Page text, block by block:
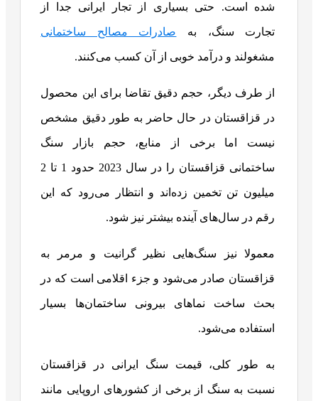
شده است. حتی بسیاری از تجار ایرانی جدا از
تجارت سنگ، به صادرات مصالح ساختمانی
مشغولند و درآمد خوبی از آن کسب می‌کنند.
از طرف دیگر، حجم دقیق تقاضا برای این محصول
در قزاقستان در حال حاضر به طور دقیق مشخص
نیست اما برخی از منابع، حجم بازار سنگ
ساختمانی قزاقستان را در سال 2023 حدود 1 تا 2
میلیون تن تخمین زده‌اند و انتظار می‌رود که این
رقم در سال‌های آینده بیشتر نیز شود.
معمولا نیز سنگ‌هایی نظیر گرانیت و مرمر به
قزاقستان صادر می‌شود و جزء اقلامی است که در
بحث ساخت نماهای بیرونی ساختمان‌ها بسیار
استفاده می‌شود.
به طور کلی، قیمت سنگ ایرانی در قزاقستان
نسبت به سنگ از برخی از کشورهای اروپایی مانند